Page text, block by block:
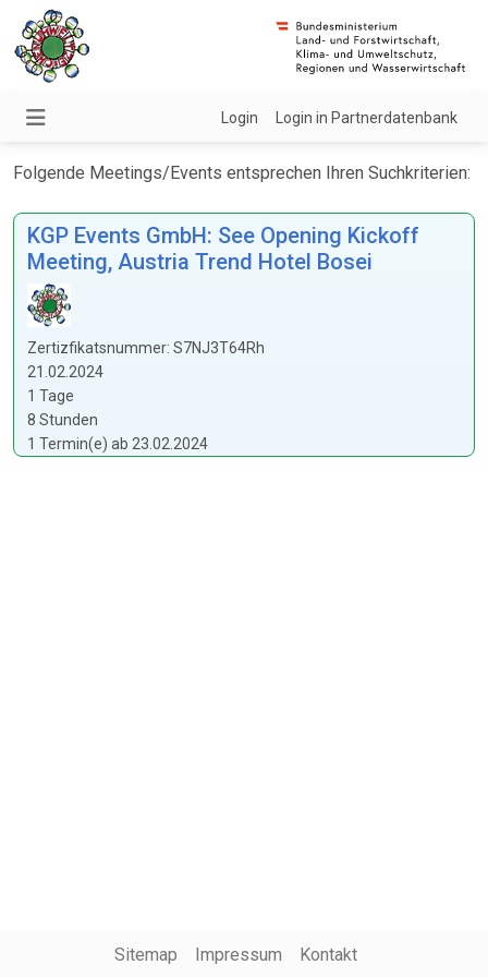
Login Login in Partnerdatenbank
Folgende Meetings/Events entsprechen Ihren Suchkriterien:
KGP Events GmbH: See Opening Kickoff
Meeting, Austria Trend Hotel Bosei
Zertizfikatsnummer: S7NJ3T64Rh
21.02.2024
1 Tage
8 Stunden
1 Termin(e) ab 23.02.2024
Sitemap Impressum Kontakt